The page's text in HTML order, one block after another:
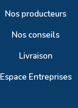
Nos producteurs
Nos conseils
Livraison
Espace Entreprises